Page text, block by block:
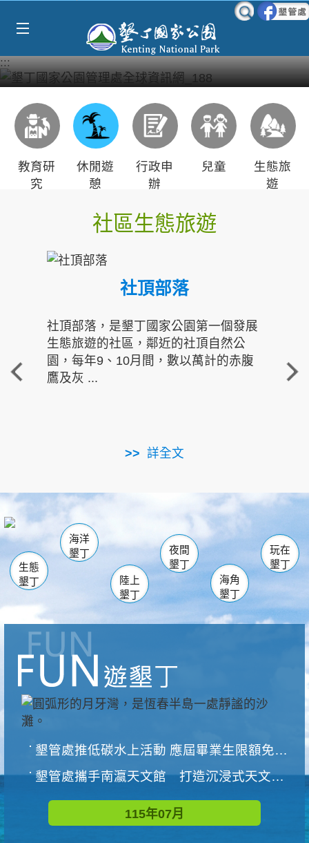
:::
教育研
究
休閒遊
憩
行政申
辦
兒童
生態旅
遊
社區生態旅遊
社頂部落
社頂部落，是墾丁國家公園第一個發展
生態旅遊的社區，鄰近的社頂自然公
園，每年9、10月間，數以萬計的赤腹
鷹及灰 ...
詳全文
重
走進
南仁湖
海生館
恆春 佳樂水
龍鑾潭自然中心 森林遊樂區
瓊麻館
關山 墾管處遊客中心
社頂公園 風吹沙
船帆石
白砂 龍磐公園
香蕉灣
砂島
鵝鑾鼻
生態
墾丁
海洋
墾丁
陸上
墾丁
夜間
墾丁
海角
墾丁
玩在
墾丁
墾管處推低碳水上活動 應屆畢業生限額免費參加
墾管處攜手南瀛天文館 打造沉浸式天文探索營隊
115年07月